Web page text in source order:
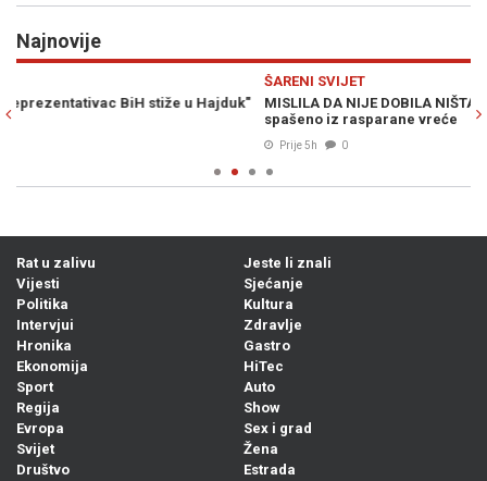
Najnovije
MISLILA DA NIJE DOBILA NIŠTA, PA BACILA JACKPOT: Milion eura
Rat u zalivu
Vijesti
Politika
Intervjui
Hronika
Ekonomija
Sport
Regija
Evropa
Svijet
Društvo
Jeste li znali
Sjećanje
Kultura
Zdravlje
Gastro
HiTec
Auto
Show
Sex i grad
Žena
Estrada